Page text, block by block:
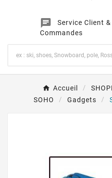
chat
Service Client &
Commandes
Accueil
SOHO
Gadgets